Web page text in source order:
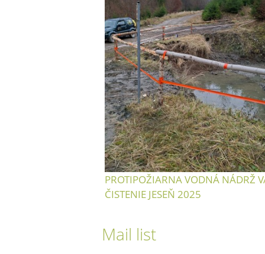
PROTIPOŽIARNA VODNÁ NÁDRŽ
ČISTENIE JESEŇ 2025
Mail list